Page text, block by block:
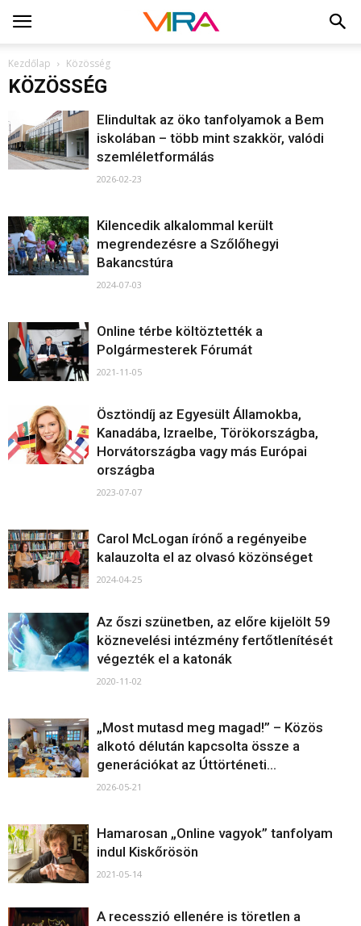
Kezdőlap Közösség
KÖZÖSSÉG
Elindultak az öko tanfolyamok a Bem
iskolában – több mint szakkör, valódi
szemléletformálás
2026-02-23
Kilencedik alkalommal került
megrendezésre a Szőlőhegyi
Bakancstúra
2024-07-03
Online térbe költöztették a
Polgármesterek Fórumát
2021-11-05
Ösztöndíj az Egyesült Államokba,
Kanadába, Izraelbe, Törökországba,
Horvátországba vagy más Európai
országba
2023-07-07
Carol McLogan írónő a regényeibe
kalauzolta el az olvasó közönséget
2024-04-25
Az őszi szünetben, az előre kijelölt 59
köznevelési intézmény fertőtlenítését
végezték el a katonák
2020-11-02
„Most mutasd meg magad!” – Közös
alkotó délután kapcsolta össze a
generációkat az Úttörténeti...
2026-05-21
Hamarosan „Online vagyok” tanfolyam
indul Kiskőrösön
2021-05-14
A recesszió ellenére is töretlen a